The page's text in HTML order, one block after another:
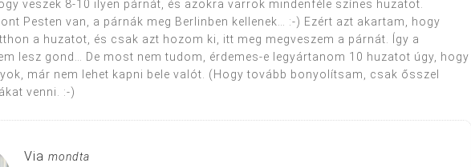
veszek 8-10 ilyen párnát, és azokra varrok mindenféle színes huzatot.
Pesten van, a párnák meg Berlinben kellenek… :-) Ezért azt akartam, hogy
a huzatot, és csak azt hozom ki, itt meg megveszem a párnát. Így a
lesz gond… De most nem tudom, érdemes-e legyártanom 10 huzatot úgy, hogy
már nem lehet kapni bele valót. (Hogy tovább bonyolítsam, csak ősszel
venni. :-)
Via mondta